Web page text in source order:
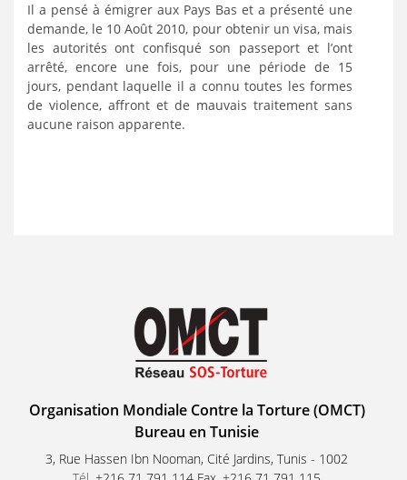
Il a pensé à émigrer aux Pays Bas et a présenté une
demande, le 10 Août 2010, pour obtenir un visa, mais
les autorités ont confisqué son passeport et l’ont
arrêté, encore une fois, pour une période de 15
jours, pendant laquelle il a connu toutes les formes
de violence, affront et de mauvais traitement sans
aucune raison apparente.
Organisation Mondiale Contre la Torture (OMCT)
Bureau en Tunisie
3, Rue Hassen Ibn Nooman, Cité Jardins, Tunis - 1002